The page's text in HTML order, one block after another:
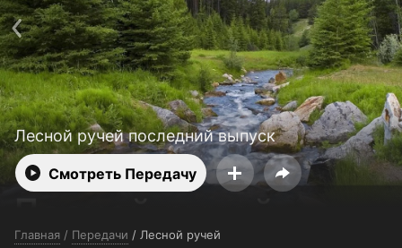
Лесной ручей последний выпуск
Смотреть Передачу
Главная / Передачи / Лесной ручей
Поддержка:support@24h.tv
О сервисе
Пользовательское соглашение
Политика конфиденциальности
Для партнёров
Открыть приложение
Ввести промокод
Установить на ТВ
Бесплатные каналы Контакты